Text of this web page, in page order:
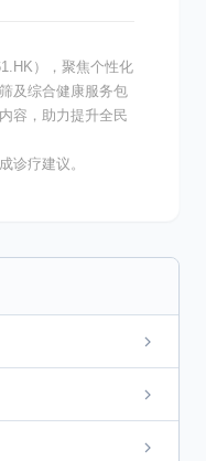
），聚焦个性化
及综合健康服务包
容，助力提升全民
诊疗建议。